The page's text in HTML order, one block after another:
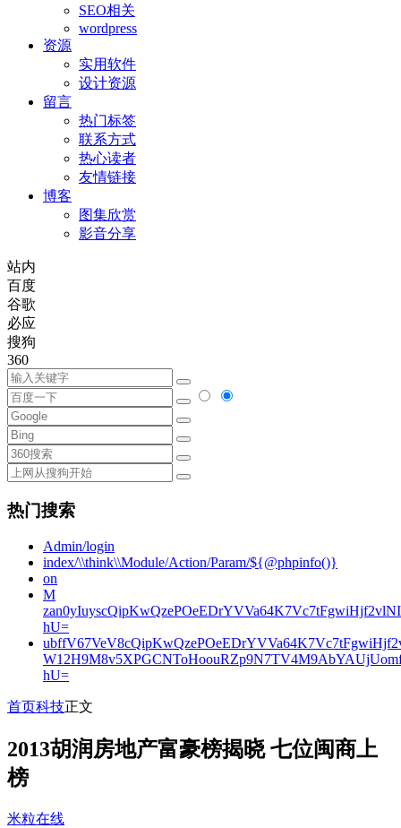
SEO相关
wordpress
资源
实用软件
设计资源
留言
热门标签
联系方式
热心读者
友情链接
博客
图集欣赏
影音分享
站内
百度
谷歌
必应
搜狗
360
热门搜索
Admin/login
index/\\think\\Module/Action/Param/${@phpinfo()}
on
M
hU=
hU=
首页科技正文
2013胡润房地产富豪榜揭晓 七位闽商上
榜
米粒在线